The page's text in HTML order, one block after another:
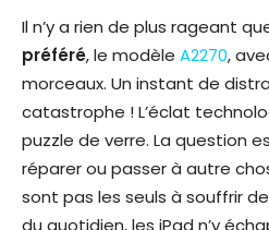
Il n’y a rien de plus rageant
préféré, le modèle A2270,
morceaux. Un instant de
catastrophe ! L’éclat
puzzle de verre. La question
réparer ou passer à autre
sont pas les seuls à souffrir
du quotidien, les iPad n’y